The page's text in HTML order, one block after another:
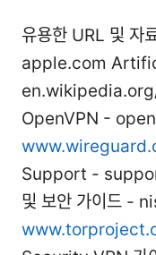
유용한 URL 및
apple.com
OpenVPN -
Support -
및 보안 가이드 -